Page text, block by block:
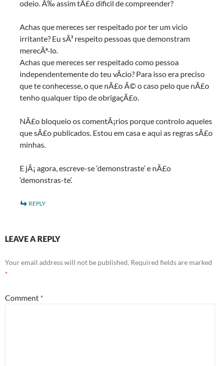
odeio. Ã‰ assim tÃ£o dificil de compreender?
Achas que mereces ser respeitado por ter um vicio
irritante? Eu sÃ³ respeito pessoas que demonstram
merecÃª-lo.
Achas que mereces ser respeitado como pessoa
independentemente do teu vÃ­cio? Para isso era preciso
que te conhecesse, o que nÃ£o Ã© o caso pelo que nÃ£o
tenho qualquer tipo de obrigaçÃ£o.
NÃ£o bloqueio os comentÃ¡rios porque controlo aqueles
que sÃ£o publicados. Estou em casa e aqui as regras sÃ£o
minhas.
E jÃ¡ agora, escreve-se ‘demonstraste’ e nÃ£o
‘demonstras-te’.
REPLY
LEAVE A REPLY
Your email address will not be published. Required fields are marked
*
Comment *